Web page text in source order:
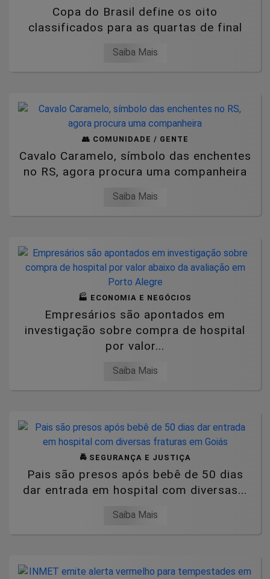
Copa do Brasil define os oito
classificados para as quartas de final
Saiba Mais
👥 COMUNIDADE / GENTE
Cavalo Caramelo, símbolo das enchentes
no RS, agora procura uma companheira
Saiba Mais
🏭 ECONOMIA E NEGÓCIOS
Empresários são apontados em
investigação sobre compra de hospital
por valor...
Saiba Mais
🚔 SEGURANÇA E JUSTIÇA
Pais são presos após bebê de 50 dias
dar entrada em hospital com diversas...
Saiba Mais